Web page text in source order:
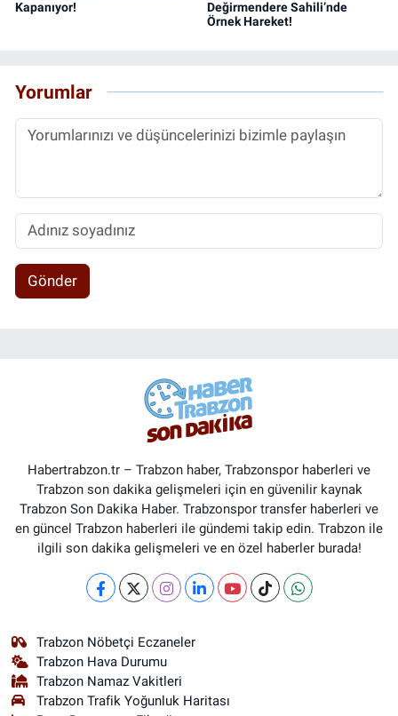
Kapanıyor!
Değirmendere Sahili’nde
Örnek Hareket!
Yorumlar
Gönder
Habertrabzon.tr – Trabzon haber, Trabzonspor haberleri ve
Trabzon son dakika gelişmeleri için en güvenilir kaynak
Trabzon Son Dakika Haber. Trabzonspor transfer haberleri ve
en güncel Trabzon haberleri ile gündemi takip edin. Trabzon ile
ilgili son dakika gelişmeleri ve en özel haberler burada!
Trabzon Nöbetçi Eczaneler
Trabzon Hava Durumu
Trabzon Namaz Vakitleri
Trabzon Trafik Yoğunluk Haritası